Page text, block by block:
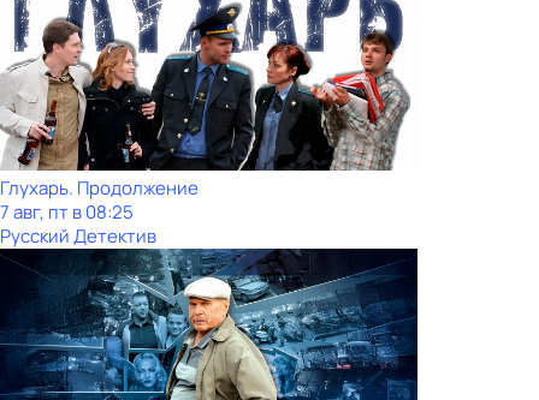
Глухарь. Продолжение
7 авг, пт в 08:25
Русский Детектив